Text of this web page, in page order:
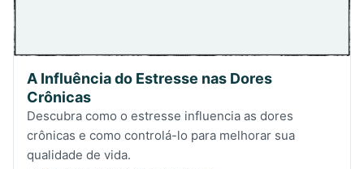
A Influência do Estresse nas Dores
Crônicas
Descubra como o estresse influencia as dores
crônicas e como controlá-lo para melhorar sua
qualidade de vida.